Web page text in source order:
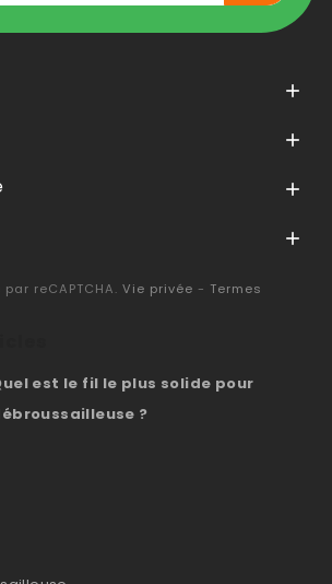




reCAPTCHA. Vie privée - Termes
est le fil le plus solide pour
?